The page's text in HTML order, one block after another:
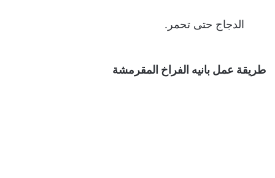
الدجاج حتى تحمر.
طريقة عمل بانيه الفراخ المقرمشة